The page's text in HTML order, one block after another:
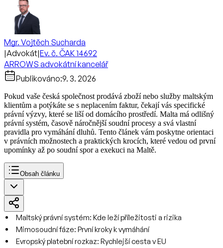
Mgr. Vojtěch Sucharda
|Advokát|Ev. č. ČAK 14692
ARROWS advokátní kancelář
Publikováno:9. 3. 2026
Pokud vaše česká společnost prodává zboží nebo služby maltským
klientům a potýkáte se s neplacením faktur, čekají vás specifické
právní výzvy, které se liší od domácího prostředí. Malta má odlišný
právní systém, časově náročnější soudní procesy a svá vlastní
pravidla pro vymáhání dluhů. Tento článek vám poskytne orientaci
v právních možnostech a praktických krocích, které vedou od první
upomínky až po soudní spor a exekuci na Maltě.
Obsah článku
Maltský právní systém: Kde leží příležitosti a rizika
Mimosoudní fáze: První kroky k vymáhání
Evropský platební rozkaz: Rychlejší cesta v EU